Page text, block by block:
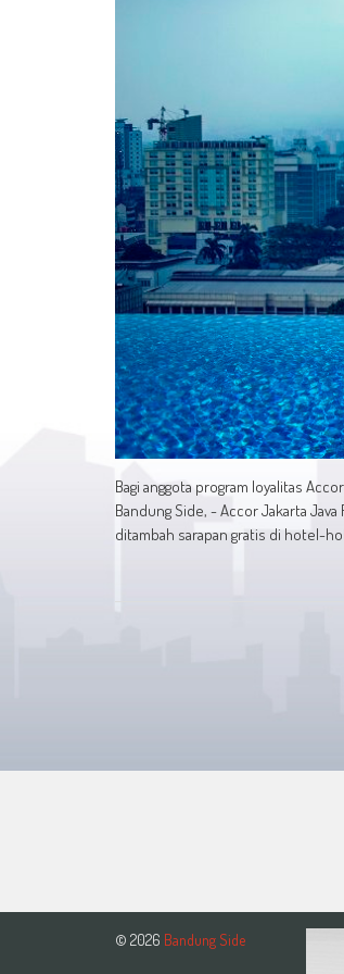
Bagi anggota program loyalitas
Bandung Side, - Accor Jakarta
ditambah sarapan gratis di hotel-
© 2026 Bandung Side